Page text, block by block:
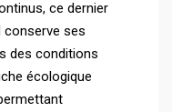
ce dernier
conserve ses
des conditions
écologique